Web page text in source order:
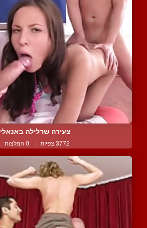
צעירה שרלילה באנאלי
3772 צפיות | 0 המלצות